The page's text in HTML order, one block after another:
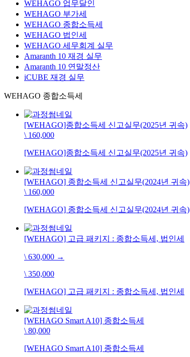
WEHAGO 업무달인
WEHAGO 부가세
WEHAGO 종합소득세
WEHAGO 법인세
WEHAGO 세무회계 실무
Amaranth 10 재경 실무
Amaranth 10 연말정산
iCUBE 재경 실무
WEHAGO 종합소득세
[WEHAGO]종합소득세 신고실무(2025년 귀속)
\ 160,000
[WEHAGO]종합소득세 신고실무(2025년 귀속)
[WEHAGO] 종합소득세 신고실무(2024년 귀속)
\ 160,000
[WEHAGO] 종합소득세 신고실무(2024년 귀속)
[WEHAGO] 고급 패키지 : 종합소득세, 법인세
\ 630,000 →
\ 350,000
[WEHAGO] 고급 패키지 : 종합소득세, 법인세
[WEHAGO Smart A10] 종합소득세
\ 80,000
[WEHAGO Smart A10] 종합소득세